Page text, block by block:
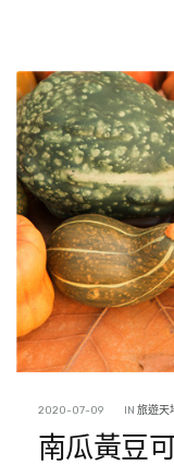
2020-07-09 IN 旅遊天
南瓜黃豆